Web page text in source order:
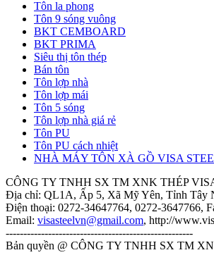
Tôn la phong
Tôn 9 sóng vuông
BKT CEMBOARD
BKT PRIMA
Siêu thị tôn thép
Bán tôn
Tôn lợp nhà
Tôn lợp mái
Tôn 5 sóng
Tôn lợp nhà giá rẻ
Tôn PU
Tôn PU cách nhiệt
NHÀ MÁY TÔN XÀ GỒ VISA
CÔNG TY TNHH SX TM XNK THÉP
Địa chỉ: QL1A, Ấp 5, Xã Mỹ Yên, Tỉnh Tây
Điện thoại: 0272-34647764, 0272-3647766,
Email: visasteelvn@gmail.com, http://
-----------------------------------------------------
Bản quyền @ CÔNG TY TNHH SX TM